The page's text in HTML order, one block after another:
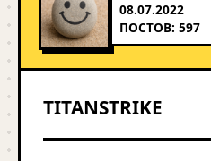
08.07.2022
ПОСТОВ: 597
TITANSTRIKE